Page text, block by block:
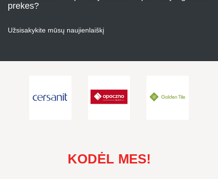
prekes?
Užsisakykite mūsų naujienlaiškį
KODĖL MES!